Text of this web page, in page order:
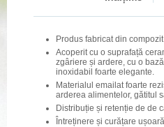
Produs fabricat din
Acoperit cu o suprafață
zgâriere și ardere, cu o
inoxidabil foarte elegante.
Materialul emailat foarte
arderea alimentelor, gătitul
Distribuție și retenție de de
Întreținere și curățare ușoară